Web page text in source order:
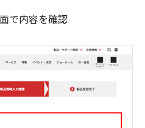
で内容を確認